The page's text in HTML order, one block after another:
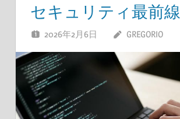
セキュリティ最前線
2026年2月6日 GREGORIO